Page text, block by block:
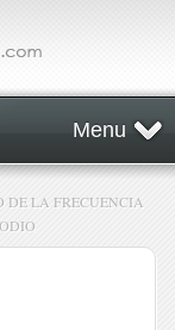
Menu
DE LA FRECUENCIA